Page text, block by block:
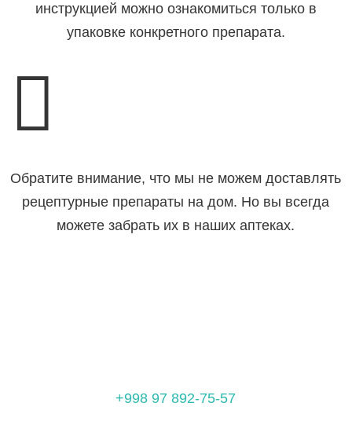
инструкцией можно ознакомиться только в
упаковке конкретного препарата.

Обратите внимание, что мы не можем доставлять
рецептурные препараты на дом. Но вы всегда
можете забрать их в наших аптеках.
+998 97 892-75-57